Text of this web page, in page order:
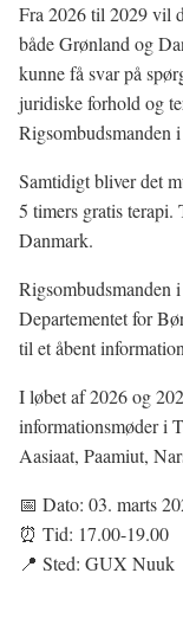
Fra 2026 til 2029 vil
både Grønland og
kunne få svar på
juridiske forhold og
Rigsombudsmanden
Samtidigt bliver det
5 timers gratis
Danmark.
Rigsombudsmanden
Departementet for
til et åbent
I løbet af 2026 og
informationsmøder i
Aasiaat, Paamiut,
📅 Dato: 03. marts
⏰ Tid: 17.00-19.00
📍 Sted: GUX Nuuk